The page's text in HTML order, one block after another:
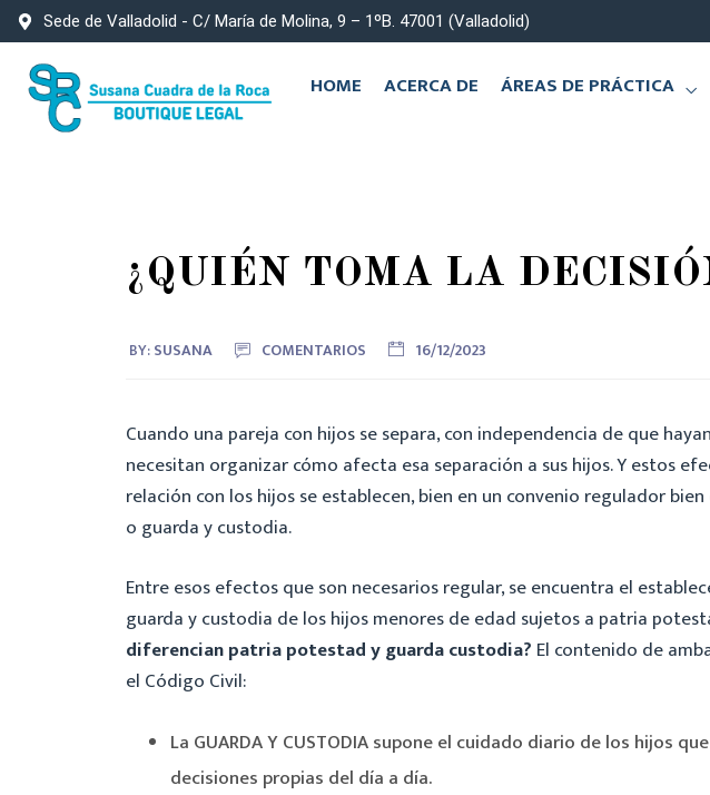
Sede de Valladolid - C/ María de Molina, 9 – 1ºB. 47001 (Valladolid)
HOME ACERCA DE ÁREAS DE PRÁCTICA
¿QUIÉN TOMA LA
BY:SUSANA COMENTARIOS 16/12/2023
Cuando una pareja con hijos se separa, con independencia de que
necesitan organizar cómo afecta esa separación a sus hijos. Y estos
relación con los hijos se establecen, bien en un convenio regulador
o guarda y custodia.
Entre esos efectos que son necesarios regular, se encuentra el
guarda y custodia de los hijos menores de edad sujetos a patria
diferencian patria potestad y guarda custodia? El contenido de
el Código Civil:
La GUARDA Y CUSTODIA supone el cuidado diario de los hijos
decisiones propias del día a día.